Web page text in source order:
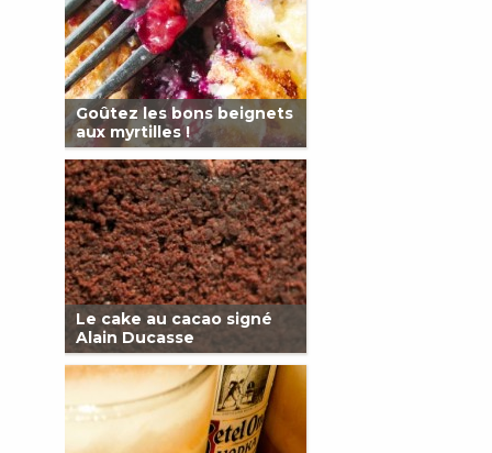
Goûtez les bons beignets
aux myrtilles !
Le cake au cacao signé
Alain Ducasse